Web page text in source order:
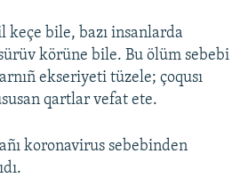
keçe bile, bazı insanlarda
körüne bile. Bu ölüm sebebi
ekseriyeti tüzele; çoqusı
qartlar vefat ete.
koronavirus sebebinden